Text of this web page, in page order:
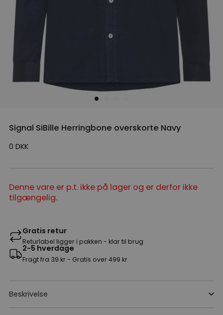
Signal SiBille Herringbone overskorte Navy
0 DKK
Denne vare er p.t. ikke på lager og er derfor ikke
tilgængelig.
Gratis retur
Returlabel ligger i pakken - klar til brug
2-5 hverdage
Fragt fra 39 kr - Gratis over 499 kr
Beskrivelse